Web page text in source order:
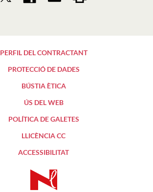
PERFIL DEL CONTRACTANT
PROTECCIÓ DE DADES
BÚSTIA ÈTICA
ÚS DEL WEB
POLÍTICA DE GALETES
LLICÈNCIA CC
ACCESSIBILITAT